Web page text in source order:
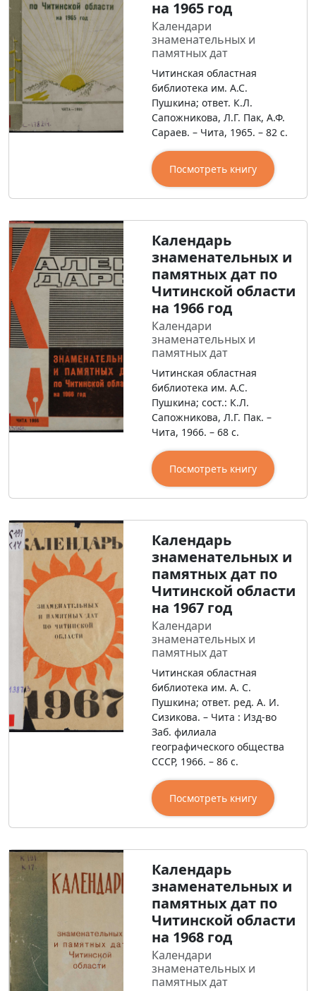
на 1965 год
Календари
знаменательных и
памятных дат
Читинская областная
библиотека им. А.С.
Пушкина; ответ. К.Л.
Сапожникова, Л.Г. Пак, А.Ф.
Сараев. – Чита, 1965. – 82 с.
Посмотреть книгу
Календарь
знаменательных и
памятных дат по
Читинской области
на 1966 год
Календари
знаменательных и
памятных дат
Читинская областная
библиотека им. А.С.
Пушкина; сост.: К.Л.
Сапожникова, Л.Г. Пак. –
Чита, 1966. – 68 с.
Посмотреть книгу
Календарь
знаменательных и
памятных дат по
Читинской области
на 1967 год
Календари
знаменательных и
памятных дат
Читинская областная
библиотека им. А. С.
Пушкина; ответ. ред. А. И.
Сизикова. – Чита : Изд-во
Заб. филиала
географического общества
СССР, 1966. – 86 с.
Посмотреть книгу
Календарь
знаменательных и
памятных дат по
Читинской области
на 1968 год
Календари
знаменательных и
памятных дат